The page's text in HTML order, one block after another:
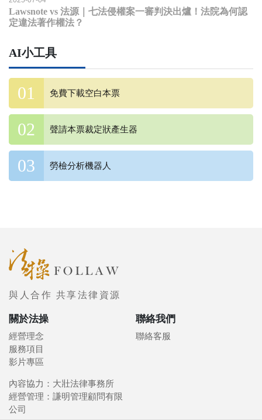
Lawsnote vs 法源｜七法侵權案一審判決出爐！法院為何認
定違法著作權法？
AI小工具
免費下載空白本票
聲請本票裁定狀產生器
勞檢分析機器人
與人合作 共享法律資源
關於法操
經營理念
服務項目
影片專區
聯絡我們
聯絡客服
內容協力：大壯法律事務所
經營管理：謙明管理顧問有限
公司